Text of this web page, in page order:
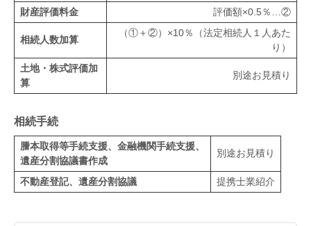
財産評価料金
評価額×0.5％…②
相続人数加算
（①＋②）×10％（法定相続人１人あた
り）
土地・株式評価加
算
別途お見積り
相続手続
謄本取得等手続支援、金融機関手続支援、
遺産分割協議書作成
別途お見積り
不動産登記、遺産分割協議 提携士業紹介